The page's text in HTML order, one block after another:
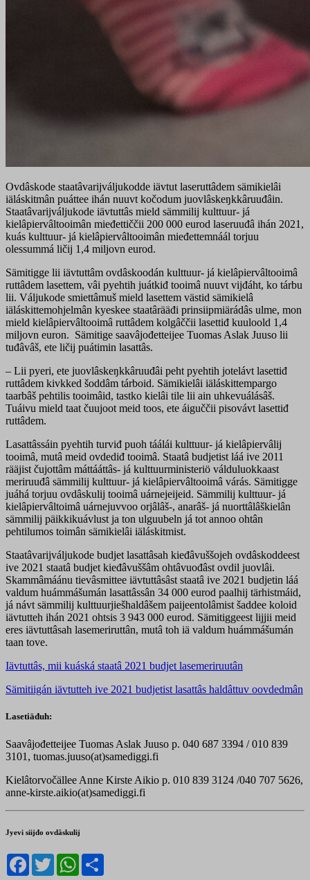
Ovdâskode staatâvarijváljukodde iävtut laseruttâdem sämikielâi
iäláskitmân puáttee ihán nuuvt kočodum juovlâskeŋkkâruuđâin.
Staatâvarijváljukode iävtuttâs mield sämmilij kulttuur- já
kielâpiervâltooimân mieđettiččii 200 000 eurod laseruuđâ ihán 2021,
kuás kulttuur- já kielâpiervâltooimân mieđettemnáál torjuu
olessummá ličij 1,4 miljovn eurod.
Sämitigge lii iävtuttâm ovdâskoodán kulttuur- já kielâpiervâltooimâ
ruttâdem lasettem, vâi pyehtih juátkiđ tooimâ nuuvt vijđáht, ko tárbu
lii. Váljukode smiettâmuš mield lasettem västid sämikielâ
iäláskittemohjelmân kyeskee staatârääđi prinsiipmiärádâs ulme, mon
mield kielâpiervâltooimâ ruttâdem kolgâččii lasettiđ kuuloold 1,4
miljovn euron. Sämitige saavâjođetteijee Tuomas Aslak Juuso lii
tuđâvâš, ete ličij puátimin lasattâs.
– Lii pyeri, ete juovlâskeŋkkâruuđâi peht pyehtih jotelávt lasettiđ
ruttâdem kivkked šoddâm tárboid. Sämikielâi iäláskittempargo
taarbâš pehtilis tooimâid, tastko kielâi tile lii ain uhkevuálásâš.
Tuáivu mield taat čuujoot meid toos, ete áiguččii pisovávt lasettiđ
ruttâdem.
Lasattâssáin pyehtih turviđ puoh táálái kulttuur- já kielâpiervâlij
tooimâ, mutâ meid ovdediđ tooimâ. Staatâ budjetist láá ive 2011
rääjist čujottâm máttááttâs- já kulttuurministeriö válduluokkaast
meriruuđâ sämmilij kulttuur- já kielâpiervâltooimâ várás. Sämitigge
juáhá torjuu ovdâskulij tooimâ uárnejeijeid. Sämmilij kulttuur- já
kielâpiervâltoimâ uárnejuvvoo orjâlâš-, anarâš- já nuorttâlâškielân
sämmilij päikkikuávlust ja ton ulguubeln já tot annoo ohtân
pehtilumos toimân sämikielâi iäláskitmist.
Staatâvarijváljukode budjet lasattâsah kieđâvuššojeh ovdâskoddeest
ive 2021 staatâ budjet kieđâvuššâm ohtâvuođâst ovdil juovlâi.
Skammâmáánu tievâsmittee iävtuttâsâst staatâ ive 2021 budjetin láá
valdum huámmášumán lasattâssân 34 000 eurod paalhij tärhistmáid,
já návt sämmilij kulttuurjiešhaldâšem paijeentolâmist šaddee koloid
iävtutteh ihán 2021 ohtsis 3 943 000 eurod. Sämitiggeest lijjii meid
eres iävtuttâsah lasemeriruttân, mutâ toh iä valdum huámmášumán
taan tove.
Iävtuttâs, mii kuáská staatâ 2021 budjet lasemeriruutân
Sämitiigán iävtutteh ive 2021 budjetist lasattâs haldâttuv oovdedmân
Lasetiäđuh:
Saavâjođetteijee Tuomas Aslak Juuso p. 040 687 3394 / 010 839
3101, tuomas.juuso(at)samediggi.fi
Kielâtorvočällee Anne Kirste Aikio p. 010 839 3124 /040 707 5626,
anne-kirste.aikio(at)samediggi.fi
Jyevi siijđo ovdâskulij
Facebook
TwitterWhatsApp